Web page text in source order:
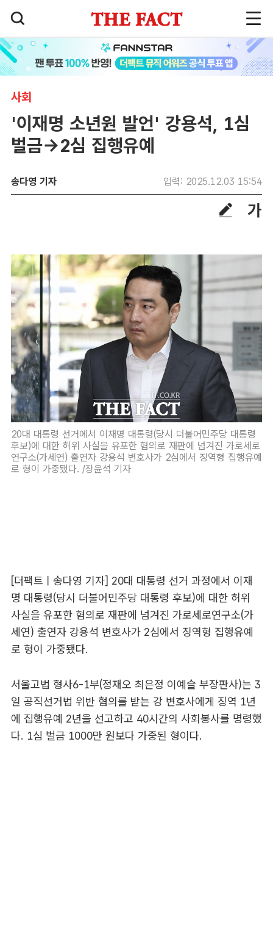
사회
'이재명 소년원 발언' 강용석, 1심
벌금→2심 집행유예
송다영 기자 입력: 2025.12.03 15:54
20대 대통령 선거에서 이재명 대통령(당시 더불어민주당 대통령
후보)에 대한 허위 사실을 유포한 혐의로 재판에 넘겨진 가로세로
연구소(가세연) 출연자 강용석 변호사가 2심에서 징역형 집행유예
로 형이 가중됐다. /장윤석 기자
[더팩트ㅣ송다영 기자] 20대 대통령 선거 과정에서 이재
명 대통령(당시 더불어민주당 대통령 후보)에 대한 허위
사실을 유포한 혐의로 재판에 넘겨진 가로세로연구소(가
세연) 출연자 강용석 변호사가 2심에서 징역형 집행유예
로 형이 가중됐다.
서울고법 형사6-1부(정재오 최은정 이예슬 부장판사)는 3
일 공직선거법 위반 혐의를 받는 강 변호사에게 징역 1년
에 집행유예 2년을 선고하고 40시간의 사회봉사를 명령했
다. 1심 벌금 1000만 원보다 가중된 형이다.